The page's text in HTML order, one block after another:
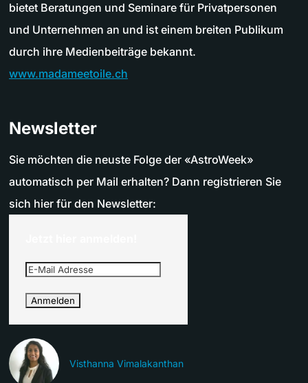
bietet Beratungen und Seminare für Privatpersonen
und Unternehmen an und ist einem breiten Publikum
durch ihre Medienbeiträge bekannt.
www.madameetoile.ch
Newsletter
Sie möchten die neuste Folge der «AstroWeek»
automatisch per Mail erhalten? Dann registrieren Sie
sich hier für den Newsletter:
Visthanna Vimalakanthan